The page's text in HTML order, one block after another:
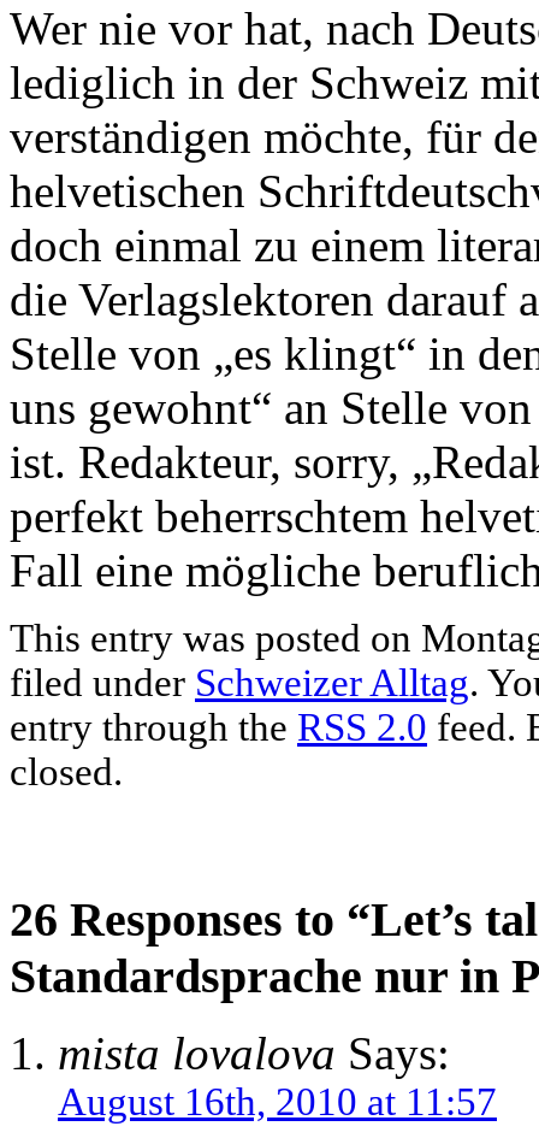
Wer nie vor hat, nach
lediglich in der Schweiz
verständigen möchte, für
helvetischen
doch einmal zu einem
die Verlagslektoren darauf
Stelle von „es klingt“ in
uns gewohnt“ an Stelle
ist. Redakteur, sorry,
perfekt beherrschtem
Fall eine mögliche
This entry was posted on
filed under Schweizer Alltag.
entry through the RSS 2.0 feed.
closed.
26 Responses to “Let’s
Standardsprache nur in
mista lovalova Says:
August 16th, 2010 at 11:57